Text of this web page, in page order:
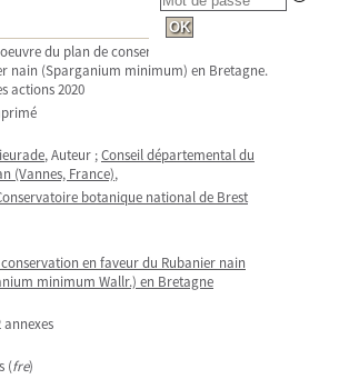
du plan de conservation en faveur du
nain (Sparganium minimum) en Bretagne.
actions 2020
, Auteur ;Conseil départemental du
(Vannes, France),
botanique national de Brest
en faveur du Rubanier nain
minimum Wallr.) en Bretagne
annexes
(fre)